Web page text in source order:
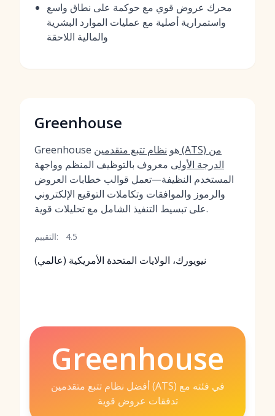
محرك عروض قوي مع حوكمة على نطاق واسع
واستمرارية أصلية مع عمليات الموارد البشرية
والمالية اللاحقة
Greenhouse
Greenhouse هو نظام تتبع متقدمين (ATS) من
الدرجة الأولى معروف بالتوظيف المنظم وواجهة
المستخدم النظيفة—تعمل قوالب خطابات العروض
والرموز والموافقات وتكاملات التوقيع الإلكتروني
على تبسيط التنفيذ الشامل مع تحليلات قوية.
التقييم: 4.5
نيويورك، الولايات المتحدة الأمريكية (عالمي)
Greenhouse
أفضل نظام تتبع متقدمين (ATS) في فئته مع
تدفقات عروض قوية